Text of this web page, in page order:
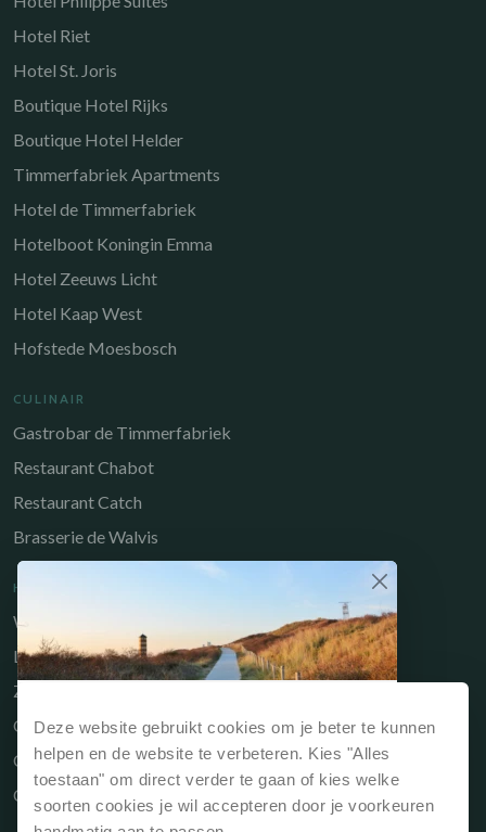
Deze website gebruikt cookies om je beter te kunnen
helpen en de website te verbeteren. Kies "Alles
toestaan" om direct verder te gaan of kies welke
soorten cookies je wil accepteren door je voorkeuren
Waarom direct boeken?
Reserveert je jouw verblijf via onze website of
rechtstreeks bij de receptie dan is dit altijd het
voordeligst
Hotel Riet
Hotel St. Joris
Boutique Hotel Rijks
Boutique Hotel Helder
Timmerfabriek Apartments
Hotel de Timmerfabriek
Hotelboot Koningin Emma
Hotel Zeeuws Licht
Hotel Kaap West
Hofstede Moesbosch
CULINAIR
Gastrobar de Timmerfabriek
Restaurant Chabot
Restaurant Catch
Brasserie de Walvis
HANDIGE LINKS
Werken bij
Long-Stay
Zakelijk
Owners Portal
Cadeaubon
Contact